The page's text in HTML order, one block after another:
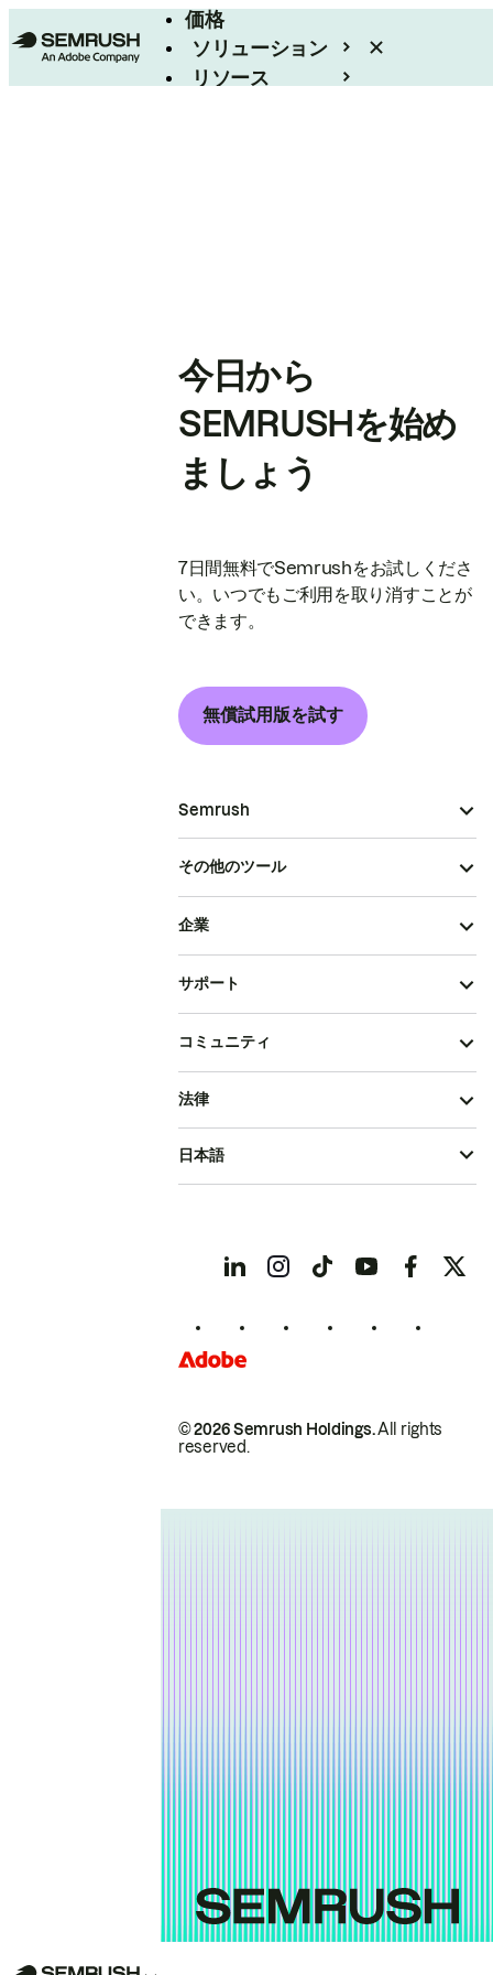
価格
ソリューション
リソース
今日から
SEMRUSHを始め
ましょう
7日間無料でSemrushをお試しくださ
い。いつでもご利用を取り消すことが
できます。
無償試用版を試す
Semrush
その他のツール
企業
サポート
コミュニティ
© 2026 Semrush Holdings.All rights
reserved.
法律
日本語